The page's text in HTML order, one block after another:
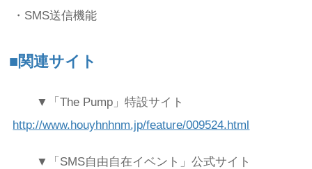
・SMS送信機能
■関連サイト
▼「The Pump」特設サイト
http://www.houyhnhnm.jp/feature/009524.html
▼「SMS自由自在イベント」公式サイト